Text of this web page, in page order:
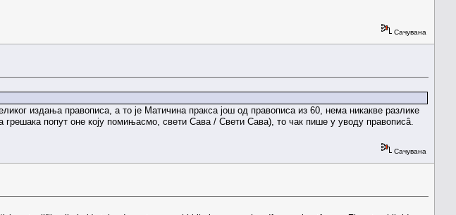
Сачувана
издања правописа, а то је Матичина пракса још од правописа из 60, нема никакве разлике
попут оне коју помињасмо, свети Сава / Свети Сава), то чак пише у уводу правописâ.
Сачувана